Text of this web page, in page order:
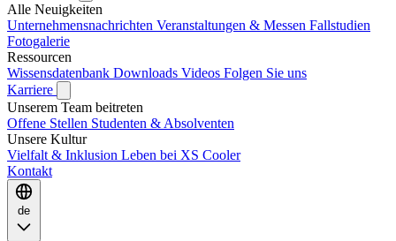
Alle Neuigkeiten
Unternehmensnachrichten Veranstaltungen & Messen Fallstudien
Fotogalerie
Ressourcen
Wissensdatenbank Downloads Videos Folgen Sie uns
Karriere
Unserem Team beitreten
Offene Stellen Studenten & Absolventen
Unsere Kultur
Vielfalt & Inklusion Leben bei XS Cooler
Kontakt
de